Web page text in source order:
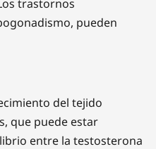
trastornos
pueden
del tejido
que puede estar
entre la testosterona